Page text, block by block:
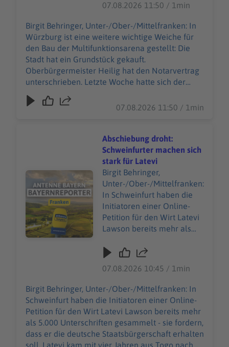
hat den Notarvertrag
unterschrieben. Letzte
Woche hatte sich der
Stadtrat noch mal
ausdrücklich hinter die
Pläne gestellt. Es soll eine
vielseitige Arena in
für Basketball, Konzerte,
Kongresse. Bis zum Herbst
sollen jetzt weitere
Fördermöglichkeiten
geprüft werden, um den
städtischen Zuschuss für
das 85-Millionen-Euro-
Projekt möglichst noch zu
senken.
07.08.2026 11:50 / 1min
Birgit Behringer, Unter-/Ober-/Mittelfranken: In
Würzburg ist eine weitere wichtige Weiche für
den Bau der Multifunktionsarena gestellt: Die
Stadt hat ein Grundstück gekauft.
Oberbürgermeister Heilig hat den Notarvertrag
unterschrieben. Letzte Woche hatte sich der
Stadtrat noch mal ausdrücklich hinter die Pläne
gestellt. Es soll eine vielseitige Arena in
Kongresse. Bis zum Herbst sollen jetzt weitere
Fördermöglichkeiten geprüft werden, um den
städtischen Zuschuss für das 85-Millionen-Euro-
Projekt möglichst noch zu senken.
07.08.2026 11:50 / 1min
Audiotitel - Abschiebung droht: Schweinfurter machen
Abschiebung droht:
Schweinfurter machen sich
stark für Latevi
Birgit Behringer,
Unter-/Ober-/Mittelfranken:
In Schweinfurt haben die
Initiatoren einer Online-
Petition für den Wirt Latevi
Lawson bereits mehr als
gesammelt - sie fordern,
Staatsbürgerschaft erhalten
soll. Latevi kam mit vier
Jahren aus Togo nach
Deutschland, zusammen
mit seiner Mutter und
seiner Schwester.
Inzwischen betreibt er seit
07.08.2026 10:45 / 1min
Birgit Behringer, Unter-/Ober-/Mittelfranken: In
Schweinfurt haben die Initiatoren einer Online-
Petition für den Wirt Latevi Lawson bereits mehr
als 5.000 Unterschriften gesammelt - sie fordern,
dass er die deutsche Staatsbürgerschaft erhalten
soll. Latevi kam mit vier Jahren aus Togo nach